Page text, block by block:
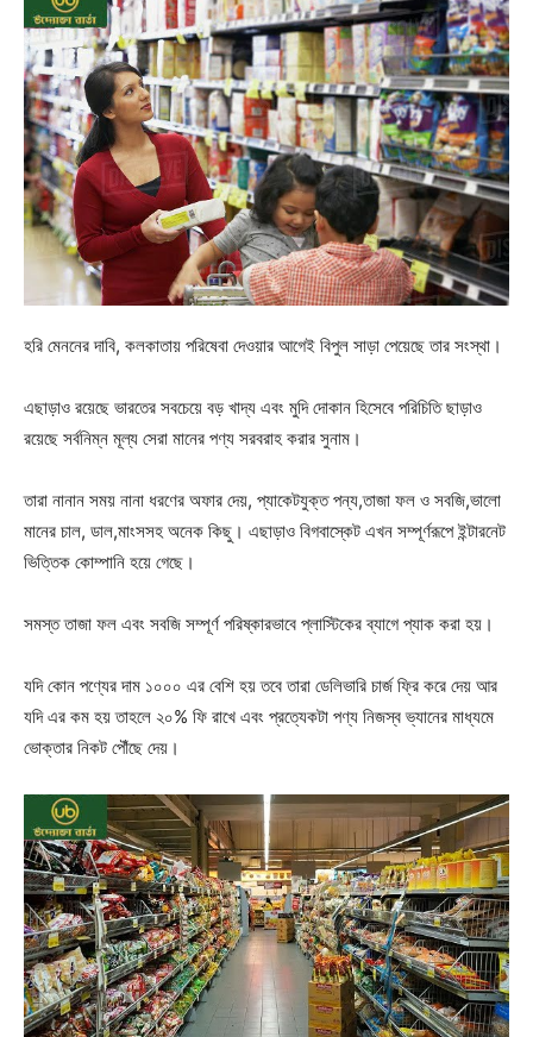
হরি মেননের দাবি, কলকাতায় পরিষেবা দেওয়ার আগেই বিপুল সাড়া পেয়েছে তার সংস্থা।
এছাড়াও রয়েছে ভারতের সবচেয়ে বড় খাদ্য এবং মুদি দোকান হিসেবে পরিচিতি ছাড়াও
রয়েছে সর্বনিম্ন মূল্য সেরা মানের পণ্য সরবরাহ করার সুনাম।
তারা নানান সময় নানা ধরণের অফার দেয়, প্যাকেটযুক্ত পন্য,তাজা ফল ও সবজি,ভালো
মানের চাল, ডাল,মাংসসহ অনেক কিছু। এছাড়াও বিগবাস্কেট এখন সম্পূর্ণরূপে ইন্টারনেট
ভিত্তিক কোম্পানি হয়ে গেছে।
সমস্ত তাজা ফল এবং সবজি সম্পূর্ণ পরিষ্কারভাবে প্লাস্টিকের ব্যাগে প্যাক করা হয়।
যদি কোন পণ্যের দাম ১০০০ এর বেশি হয় তবে তারা ডেলিভারি চার্জ ফ্রি করে দেয় আর
যদি এর কম হয় তাহলে ২০% ফি রাখে এবং প্রত্যেকটা পণ্য নিজস্ব ভ্যানের মাধ্যমে
ভোক্তার নিকট পৌঁছে দেয়।